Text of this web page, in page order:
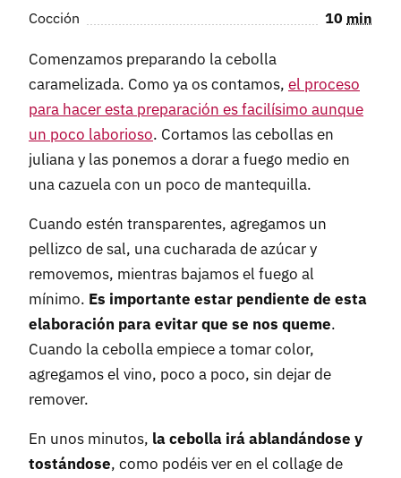
Cocción
10 min
Comenzamos preparando la cebolla
caramelizada. Como ya os contamos, el proceso
para hacer esta preparación es facilísimo aunque
un poco laborioso. Cortamos las cebollas en
juliana y las ponemos a dorar a fuego medio en
una cazuela con un poco de mantequilla.
Cuando estén transparentes, agregamos un
pellizco de sal, una cucharada de azúcar y
removemos, mientras bajamos el fuego al
mínimo. Es importante estar pendiente de esta
elaboración para evitar que se nos queme.
Cuando la cebolla empiece a tomar color,
agregamos el vino, poco a poco, sin dejar de
remover.
En unos minutos, la cebolla irá ablandándose y
tostándose, como podéis ver en el collage de